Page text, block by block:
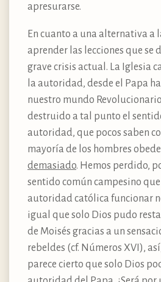
apresurarse.
En cuanto a una alternativa a
aprender las lecciones que se
grave crisis actual. La Iglesia
la autoridad, desde el Papa
nuestro mundo
destruido a tal punto el
autoridad, que pocos saben
mayoría de los hombres
demasiado. Hemos perdido,
sentido común campesino
autoridad católica funcionar
igual que solo Dios pudo
de Moisés gracias a un
rebeldes (cf. Números XVI),
parece cierto que solo Dios